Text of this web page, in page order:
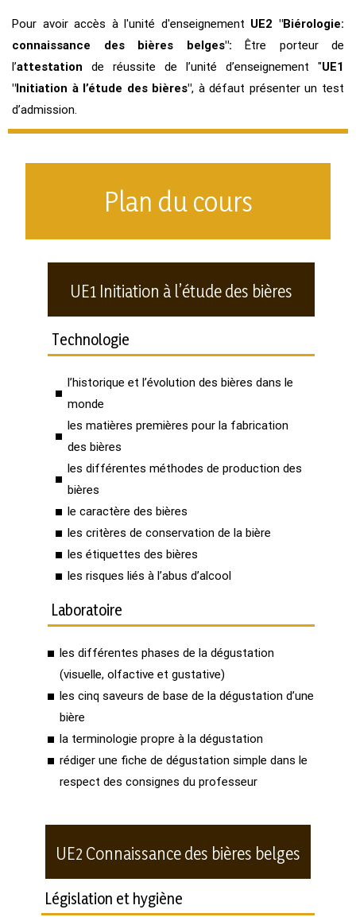
Pour avoir accès à l'unité d'enseignement UE2 "Biérologie:
connaissance des bières belges": Être porteur de
l’attestation de réussite de l’unité d’enseignement "UE1
"Initiation à l’étude des bières", à défaut présenter un test
d’admission.
Plan du cours
UE1 Initiation à l’étude des bières
Technologie
l’historique et l’évolution des bières dans le
monde
les matières premières pour la fabrication
des bières
les différentes méthodes de production des
bières
le caractère des bières
les critères de conservation de la bière
les étiquettes des bières
les risques liés à l’abus d’alcool
Laboratoire
les différentes phases de la dégustation
(visuelle, olfactive et gustative)
les cinq saveurs de base de la dégustation d’une
bière
la terminologie propre à la dégustation
rédiger une fiche de dégustation simple dans le
respect des consignes du professeur
UE2 Connaissance des bières belges
Législation et hygiène